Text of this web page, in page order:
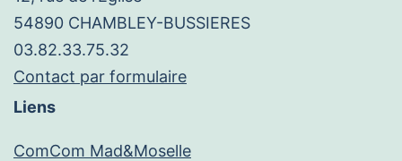
54890 CHAMBLEY-BUSSIERES
03.82.33.75.32
Contact par formulaire
Liens
ComCom Mad&Moselle